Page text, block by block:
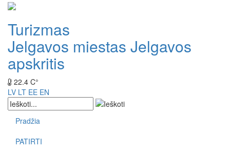
Turizmas
Jelgavos miestas Jelgavos
apskritis
22.4 C°
LV LT EE EN
Pradžia
PATIRTI